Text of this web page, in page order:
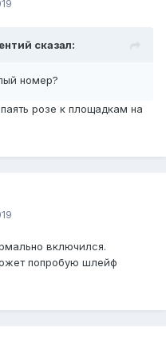
сказал:
номер?
розе к площадкам на
включился.
попробую шлейф